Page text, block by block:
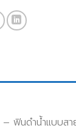
ฟินดำน้ำแบบส